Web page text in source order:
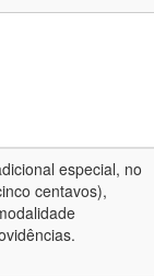
especial, no
centavos),